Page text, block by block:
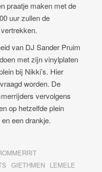
praatje maken met de
uur zullen de
van DJ Sander Pruim
met zijn vinylplaten
bij Nikki’s. Hier
worden. De
vervolgens
op hetzelfde plein
een drankje.
GIETHMEN LEMELE